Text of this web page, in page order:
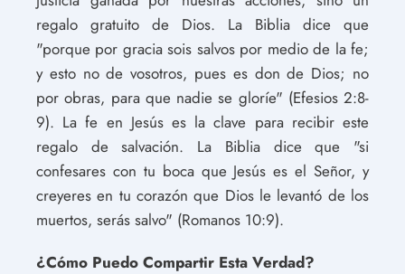
regalo gratuito de Dios. La Biblia dice que
"porque por gracia sois salvos por medio de la fe;
y esto no de vosotros, pues es don de Dios; no
por obras, para que nadie se gloríe" (Efesios 2:8-
9). La fe en Jesús es la clave para recibir este
regalo de salvación. La Biblia dice que "si
confesares con tu boca que Jesús es el Señor, y
creyeres en tu corazón que Dios le levantó de los
muertos, serás salvo" (Romanos 10:9).
¿Cómo Puedo Compartir Esta Verdad?